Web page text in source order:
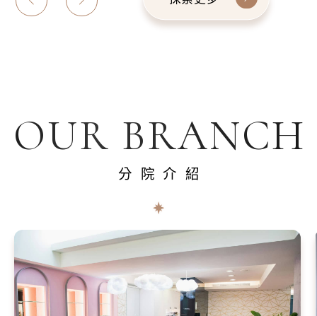
OUR BRANCH
分院介紹